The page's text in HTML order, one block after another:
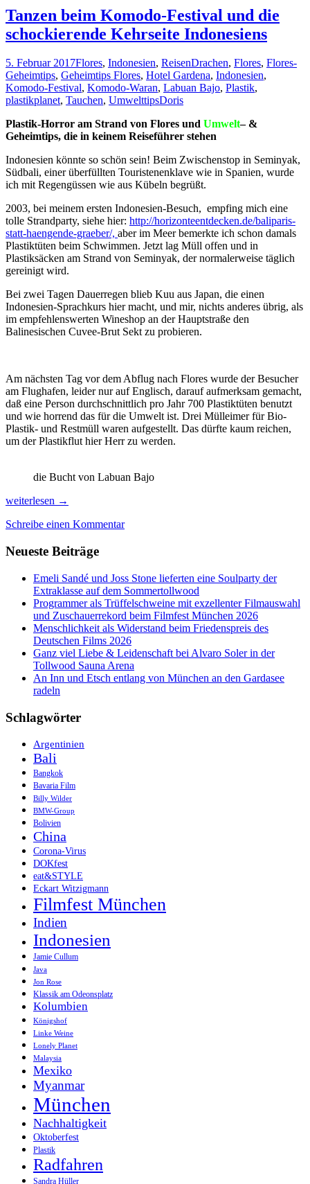
Tanzen beim Komodo-Festival und die
schockierende Kehrseite Indonesiens
5. Februar 2017Flores, Indonesien, ReisenDrachen, Flores, Flores-
Geheimtips, Geheimtips Flores, Hotel Gardena, Indonesien,
Komodo-Festival, Komodo-Waran, Labuan Bajo, Plastik,
plastikplanet, Tauchen, UmwelttipsDoris
Plastik-Horror am Strand von Flores und Umwelt– &
Geheimtips, die in keinem Reiseführer stehen
Indonesien könnte so schön sein! Beim Zwischenstop in Seminyak,
Südbali, einer überfüllten Touristenenklave wie in Spanien, wurde
ich mit Regengüssen wie aus Kübeln begrüßt.
2003, bei meinem ersten Indonesien-Besuch, empfing mich eine
tolle Strandparty, siehe hier: http://horizonteentdecken.de/baliparis-
statt-haengende-graeber/, aber im Meer bemerkte ich schon damals
Plastiktüten beim Schwimmen. Jetzt lag Müll offen und in
Plastiksäcken am Strand von Seminyak, der normalerweise täglich
gereinigt wird.
Bei zwei Tagen Dauerregen blieb Kuu aus Japan, die einen
Indonesien-Sprachkurs hier macht, und mir, nichts anderes übrig, als
im empfehlenswerten Wineshop an der Hauptstraße den
Balinesischen Cuvee-Brut Sekt zu probieren.
Am nächsten Tag vor dem Abflug nach Flores wurde der Besucher
am Flughafen, leider nur auf Englisch, darauf aufmerksam gemacht,
daß eine Person durchschnittlich pro Jahr 700 Plastiktüten benutzt
und wie horrend das für die Umwelt ist. Drei Mülleimer für Bio-
Plastik- und Restmüll waren aufgestellt. Das dürfte kaum reichen,
um der Plastikflut hier Herr zu werden.
die Bucht von Labuan Bajo
Tanzen
Komodo-
und
schockierende
Kehrseite
Indonesiens
weiterlesen →
Schreibe einen Kommentar
Neueste Beiträge
Emeli Sandé und Joss Stone lieferten eine Soulparty der
Extraklasse auf dem Sommertollwood
Programmer als Trüffelschweine mit exzellenter Filmauswahl
und Zuschauerrekord beim Filmfest München 2026
Menschlichkeit als Widerstand beim Friedenspreis des
Deutschen Films 2026
Ganz viel Liebe & Leidenschaft bei Alvaro Soler in der
Tollwood Sauna Arena
An Inn und Etsch entlang von München an den Gardasee
radeln
Schlagwörter
Argentinien
Bali
Bangkok
Bavaria Film
Billy Wilder
BMW-Group
Bolivien
China
Corona-Virus
DOKfest
eat&STYLE
Eckart Witzigmann
Filmfest München
Indien
Indonesien
Jamie Cullum
Java
Jon Rose
Klassik am Odeonsplatz
Kolumbien
Königshof
Linke Weine
Lonely Planet
Malaysia
Mexiko
Myanmar
München
Nachhaltigkeit
Oktoberfest
Plastik
Radfahren
Sandra Hüller